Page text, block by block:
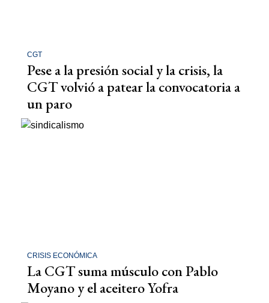
CGT
Pese a la presión social y la crisis, la
CGT volvió a patear la convocatoria a
un paro
CRISIS ECONÓMICA
La CGT suma músculo con Pablo
Moyano y el aceitero Yofra